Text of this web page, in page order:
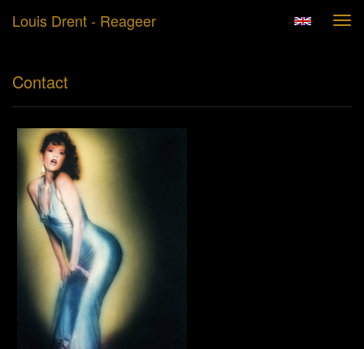
Louis Drent - Reageer
Contact